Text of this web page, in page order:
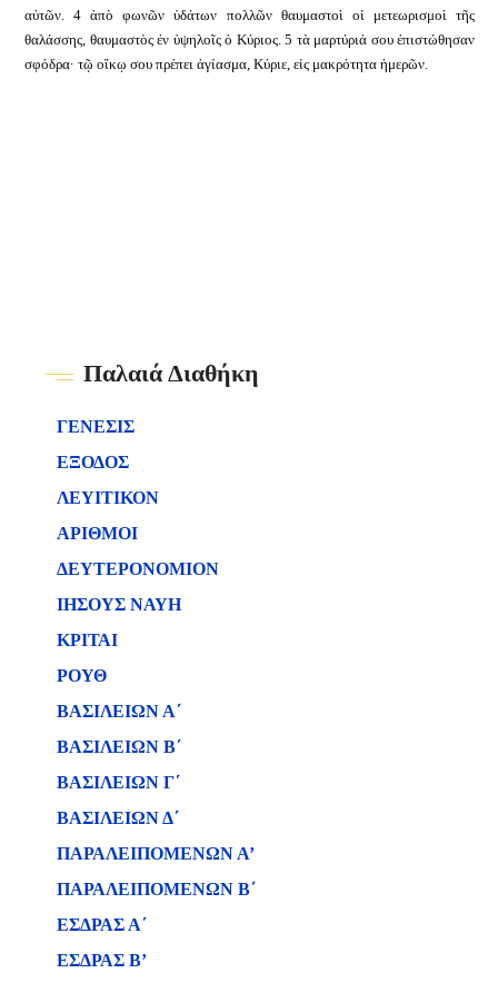
αὐτῶν. 4 ἀπὸ φωνῶν ὑδάτων πολλῶν θαυμαστοὶ οἱ μετεωρισμοὶ τῆς
θαλάσσης, θαυμαστὸς ἐν ὑψηλοῖς ὁ Κύριος. 5 τὰ μαρτύριά σου ἐπιστώθησαν
σφόδρα· τῷ οἴκῳ σου πρέπει ἁγίασμα, Κύριε, εἰς μακρότητα ἡμερῶν.
Παλαιά Διαθήκη
ΓΕΝΕΣΙΣ
ΕΞΟΔΟΣ
ΛΕΥΙΤΙΚΟΝ
ΑΡΙΘΜΟΙ
ΔΕΥΤΕΡΟΝΟΜΙΟΝ
ΙΗΣΟΥΣ ΝΑΥΗ
ΚΡΙΤΑΙ
ΡΟΥΘ
ΒΑΣΙΛΕΙΩΝ Α΄
ΒΑΣΙΛΕΙΩΝ B΄
ΒΑΣΙΛΕΙΩΝ Γ΄
ΒΑΣΙΛΕΙΩΝ Δ΄
ΠΑΡΑΛΕΙΠΟΜΕΝΩΝ Α’
ΠΑΡΑΛΕΙΠΟΜΕΝΩΝ Β΄
ΕΣΔΡΑΣ Α΄
ΕΣΔΡΑΣ Β’